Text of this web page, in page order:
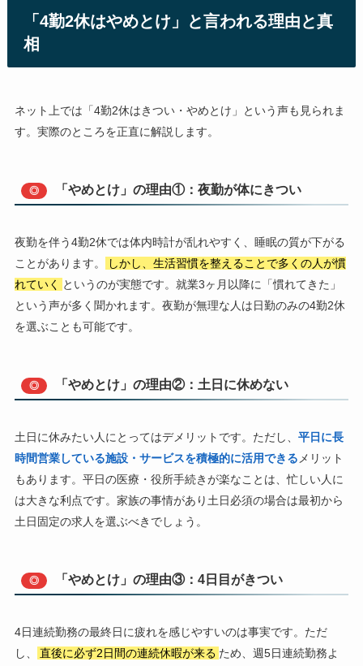
「4勤2休はやめとけ」と言われる理由と真
相
ネット上では「4勤2休はきつい・やめとけ」という声も見られま
す。実際のところを正直に解説します。
◎ 「やめとけ」の理由①：夜勤が体にきつい
夜勤を伴う4勤2休では体内時計が乱れやすく、睡眠の質が下がる
ことがあります。
しかし、生活習慣を整えることで多くの人が慣
れていく
というのが実態です。就業3ヶ月以降に「慣れてきた」
という声が多く聞かれます。夜勤が無理な人は日勤のみの4勤2休
を選ぶことも可能です。
◎ 「やめとけ」の理由②：土日に休めない
土日に休みたい人にとってはデメリットです。ただし、 平日に長
時間営業している施設・サービスを積極的に活用できる メリット
もあります。平日の医療・役所手続きが楽なことは、忙しい人に
は大きな利点です。家族の事情があり土日必須の場合は最初から
土日固定の求人を選ぶべきでしょう。
◎ 「やめとけ」の理由③：4日目がきつい
4日連続勤務の最終日に疲れを感じやすいのは事実です。ただ
し、
直後に必ず2日間の連続休暇が来る ため、週5日連続勤務よ